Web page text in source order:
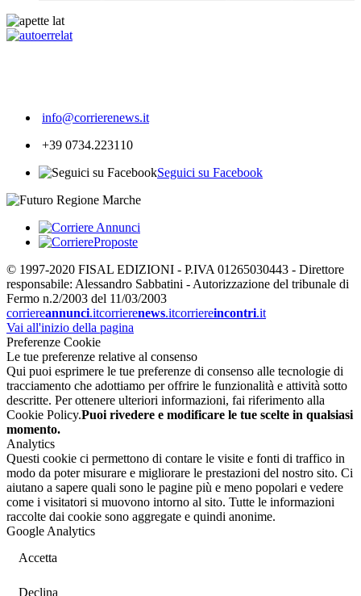
info@corrierenews.it
+39 0734.223110
Seguici su Facebook
© 1997-2020 FISAL EDIZIONI - P.IVA 01265030443 - Direttore
responsabile: Alessandro Sabbatini - Autorizzazione del tribunale di
Fermo n.2/2003 del 11/03/2003
corriereannunci.itcorrierenews.itcorriereincontri.it
Vai all'inizio della pagina
Preferenze Cookie
Le tue preferenze relative al consenso
Qui puoi esprimere le tue preferenze di consenso alle tecnologie di
tracciamento che adottiamo per offrire le funzionalità e attività sotto
descritte. Per ottenere ulteriori informazioni, fai riferimento alla
Cookie Policy.Puoi rivedere e modificare le tue scelte in qualsiasi
momento.
Analytics
Questi cookie ci permettono di contare le visite e fonti di traffico in
modo da poter misurare e migliorare le prestazioni del nostro sito. Ci
aiutano a sapere quali sono le pagine più e meno popolari e vedere
come i visitatori si muovono intorno al sito. Tutte le informazioni
raccolte dai cookie sono aggregate e quindi anonime.
Google Analytics
Accetta
Declina